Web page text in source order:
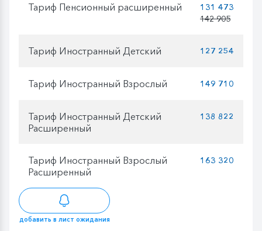
Тариф Пенсионный расширенный
131 473
142 905
Тариф Иностранный Детский 127 254
Тариф Иностранный Взрослый 149 710
Тариф Иностранный Детский
Расширенный
138 822
Тариф Иностранный Взрослый
Расширенный
163 320
добавить в лист ожидания